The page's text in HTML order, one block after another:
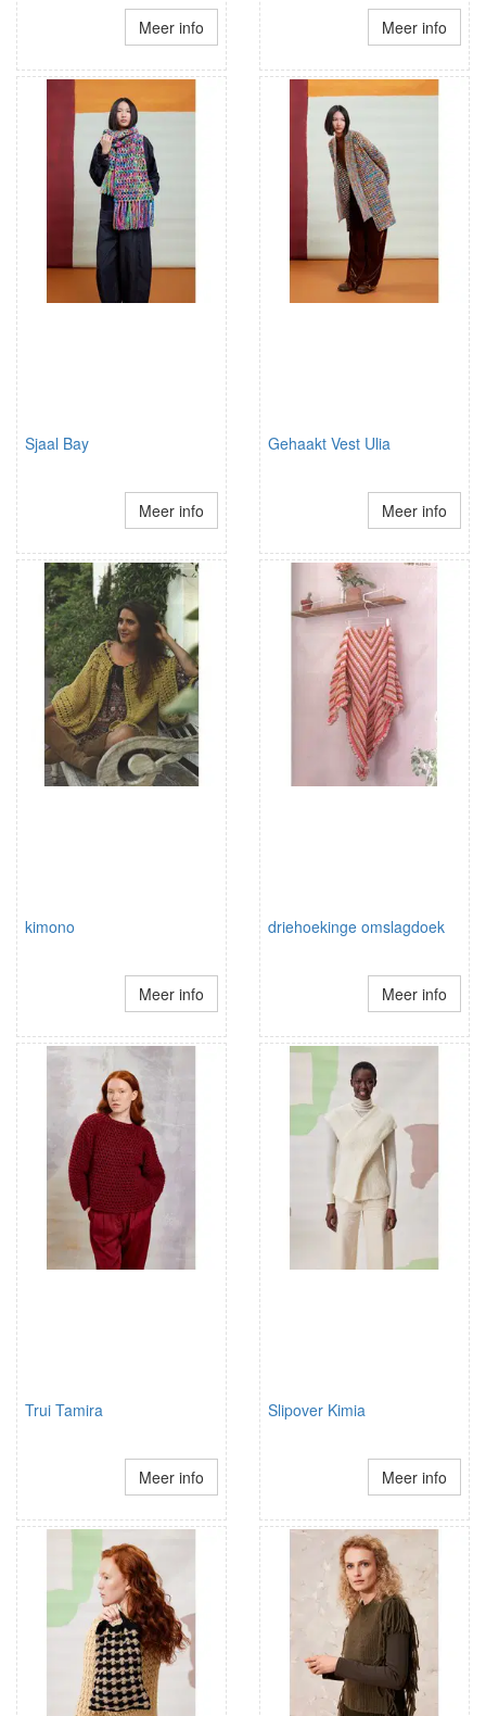
Meer info Meer info
Sjaal Bay
Meer info
Gehaakt Vest Ulia
Meer info
kimono
Meer info
driehoekinge omslagdoek
Meer info
Trui Tamira
Meer info
Slipover Kimia
Meer info